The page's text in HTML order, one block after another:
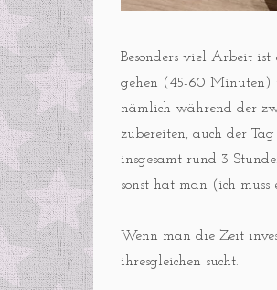
Besonders viel Arbeit
gehen (45-60 Minuten)
nämlich während der
zubereiten, auch der
insgesamt rund 3
sonst hat man (ich muss
Wenn man die Zeit
ihresgleichen sucht.